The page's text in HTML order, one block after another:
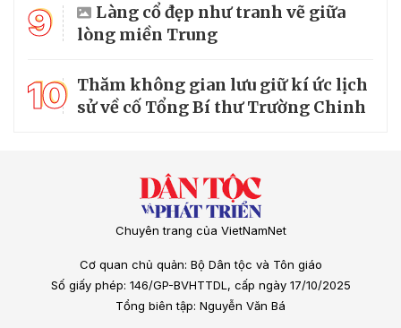
9
Làng cổ đẹp như tranh vẽ giữa
lòng miền Trung
10 Thăm không gian lưu giữ kí ức lịch
sử về cố Tổng Bí thư Trường Chinh
Chuyên trang của VietNamNet
Cơ quan chủ quản: Bộ Dân tộc và Tôn giáo
Số giấy phép: 146/GP-BVHTTDL, cấp ngày 17/10/2025
Tổng biên tập: Nguyễn Văn Bá